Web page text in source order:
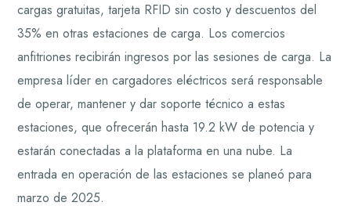
cargas gratuitas, tarjeta RFID sin costo y descuentos del
35% en otras estaciones de carga. Los comercios
anfitriones recibirán ingresos por las sesiones de carga. La
empresa líder en cargadores eléctricos será responsable
de operar, mantener y dar soporte técnico a estas
estaciones, que ofrecerán hasta 19.2 kW de potencia y
estarán conectadas a la plataforma en una nube. La
entrada en operación de las estaciones se planeó para
marzo de 2025.